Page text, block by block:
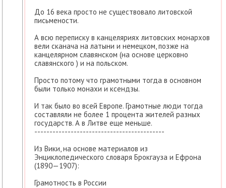
До 16 века просто не существовало литовской
письмености.
А всю переписку в канцеляриях литовских монархов
вели сканача на латыни и немецком, позже на
канцелярном славянском (на основе церковно
славянского ) и на польском.
Просто потому что грамотными тогда в основном
были только монахи и ксендзы.
И так было во всей Европе. Грамотные люди тогда
составляли не более 1 процента жителей разных
государств. А в Литве еще меньше.
-------------------------------------------
Из Вики, на основе материалов из
Энциклопедического словаря Брокгауза и Ефрона
(1890—1907):
Грамотность в России